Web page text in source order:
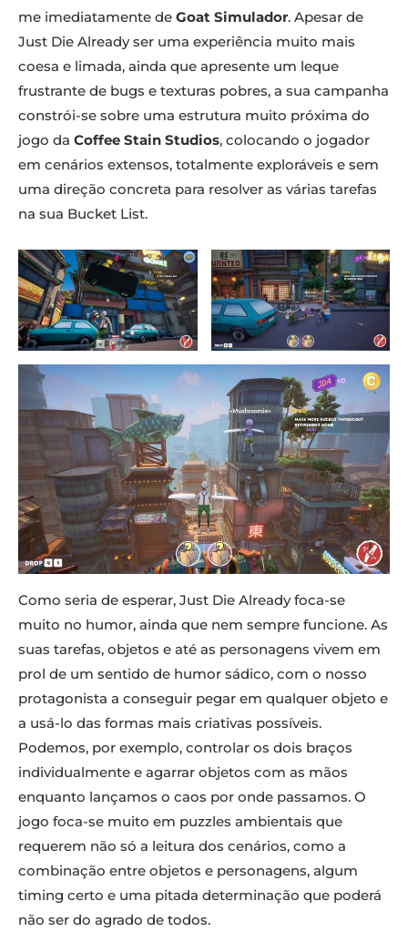
me imediatamente de Goat Simulador. Apesar de
Just Die Already ser uma experiência muito mais
coesa e limada, ainda que apresente um leque
frustrante de bugs e texturas pobres, a sua campanha
constrói-se sobre uma estrutura muito próxima do
jogo da Coffee Stain Studios, colocando o jogador
em cenários extensos, totalmente exploráveis e sem
uma direção concreta para resolver as várias tarefas
na sua Bucket List.
Como seria de esperar, Just Die Already foca-se
muito no humor, ainda que nem sempre funcione. As
suas tarefas, objetos e até as personagens vivem em
prol de um sentido de humor sádico, com o nosso
protagonista a conseguir pegar em qualquer objeto e
a usá-lo das formas mais criativas possíveis.
Podemos, por exemplo, controlar os dois braços
individualmente e agarrar objetos com as mãos
enquanto lançamos o caos por onde passamos. O
jogo foca-se muito em puzzles ambientais que
requerem não só a leitura dos cenários, como a
combinação entre objetos e personagens, algum
timing certo e uma pitada determinação que poderá
não ser do agrado de todos.